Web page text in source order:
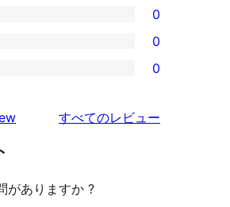
0
0
0
すべてのレビュー
がありますか ?